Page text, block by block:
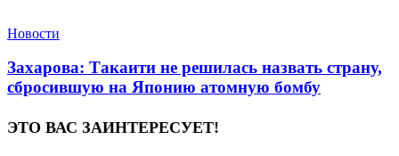
Новости
Захарова: Такаити не решилась назвать страну,
сбросившую на Японию атомную бомбу
ЭТО ВАС ЗАИНТЕРЕСУЕТ!